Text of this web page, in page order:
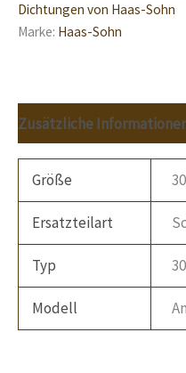
Dichtungen von Haas-Sohn
Marke: Haas-Sohn
Zusätzliche
Größe
Ersatzteilart
Typ
Modell